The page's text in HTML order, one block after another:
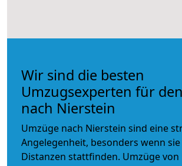
Wir sind die besten
Umzugsexperten für
nach Nierstein
Umzüge nach Nierstein sind eine
Angelegenheit, besonders wenn
Distanzen stattfinden. Umzüge von